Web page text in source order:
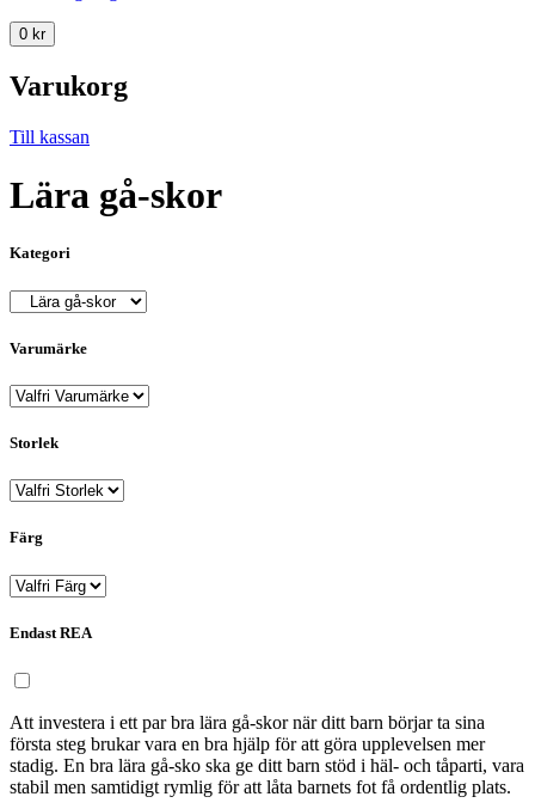
0 kr
Varukorg
Till kassan
Lära gå-skor
Kategori
Varumärke
Storlek
Färg
Endast REA
Att investera i ett par bra lära gå-skor när ditt barn börjar ta sina
första steg brukar vara en bra hjälp för att göra upplevelsen mer
stadig. En bra lära gå-sko ska ge ditt barn stöd i häl- och tåparti, vara
stabil men samtidigt rymlig för att låta barnets fot få ordentlig plats.